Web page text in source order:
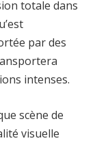
totale dans
par des
intenses.
scène de
visuelle